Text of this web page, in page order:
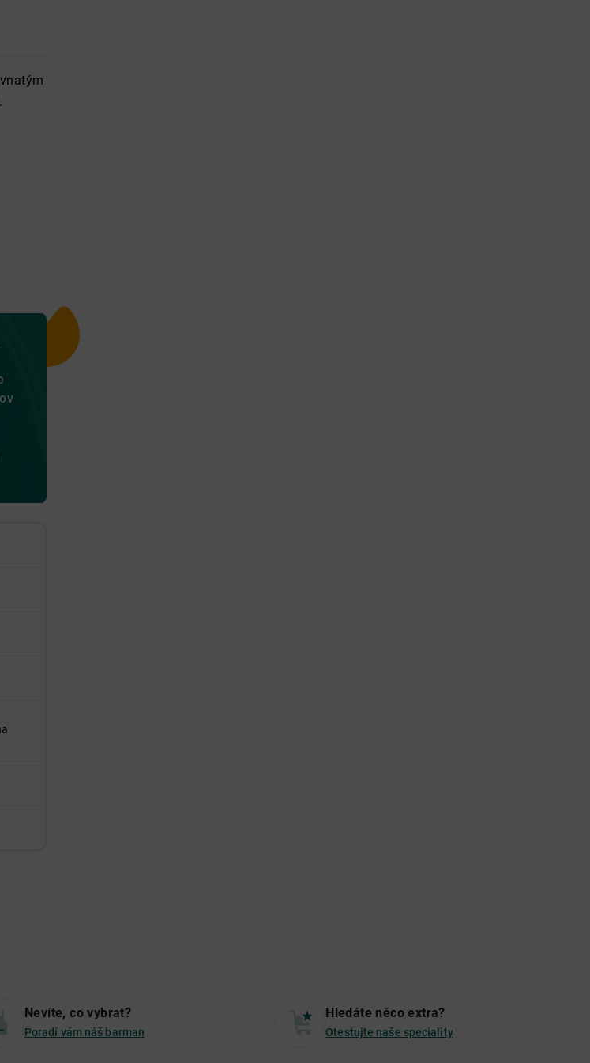
Nevíte, co vybrat?
Poradí vám náš barman
Hledáte něco extra?
Otestujte naše speciality